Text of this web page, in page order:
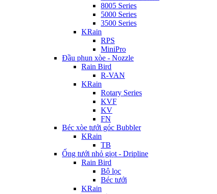
8005 Series
5000 Series
3500 Series
KRain
RPS
MiniPro
Đầu phun xòe - Nozzle
Rain Bird
R-VAN
KRain
Rotary Series
KVF
KV
FN
Béc xòe tưới góc Bubbler
KRain
TB
Ống tưới nhỏ giọt - Dripline
Rain Bird
Bộ lọc
Béc tưới
KRain